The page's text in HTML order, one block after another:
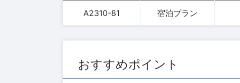
A2310-81 宿泊プラン
おすすめポイント